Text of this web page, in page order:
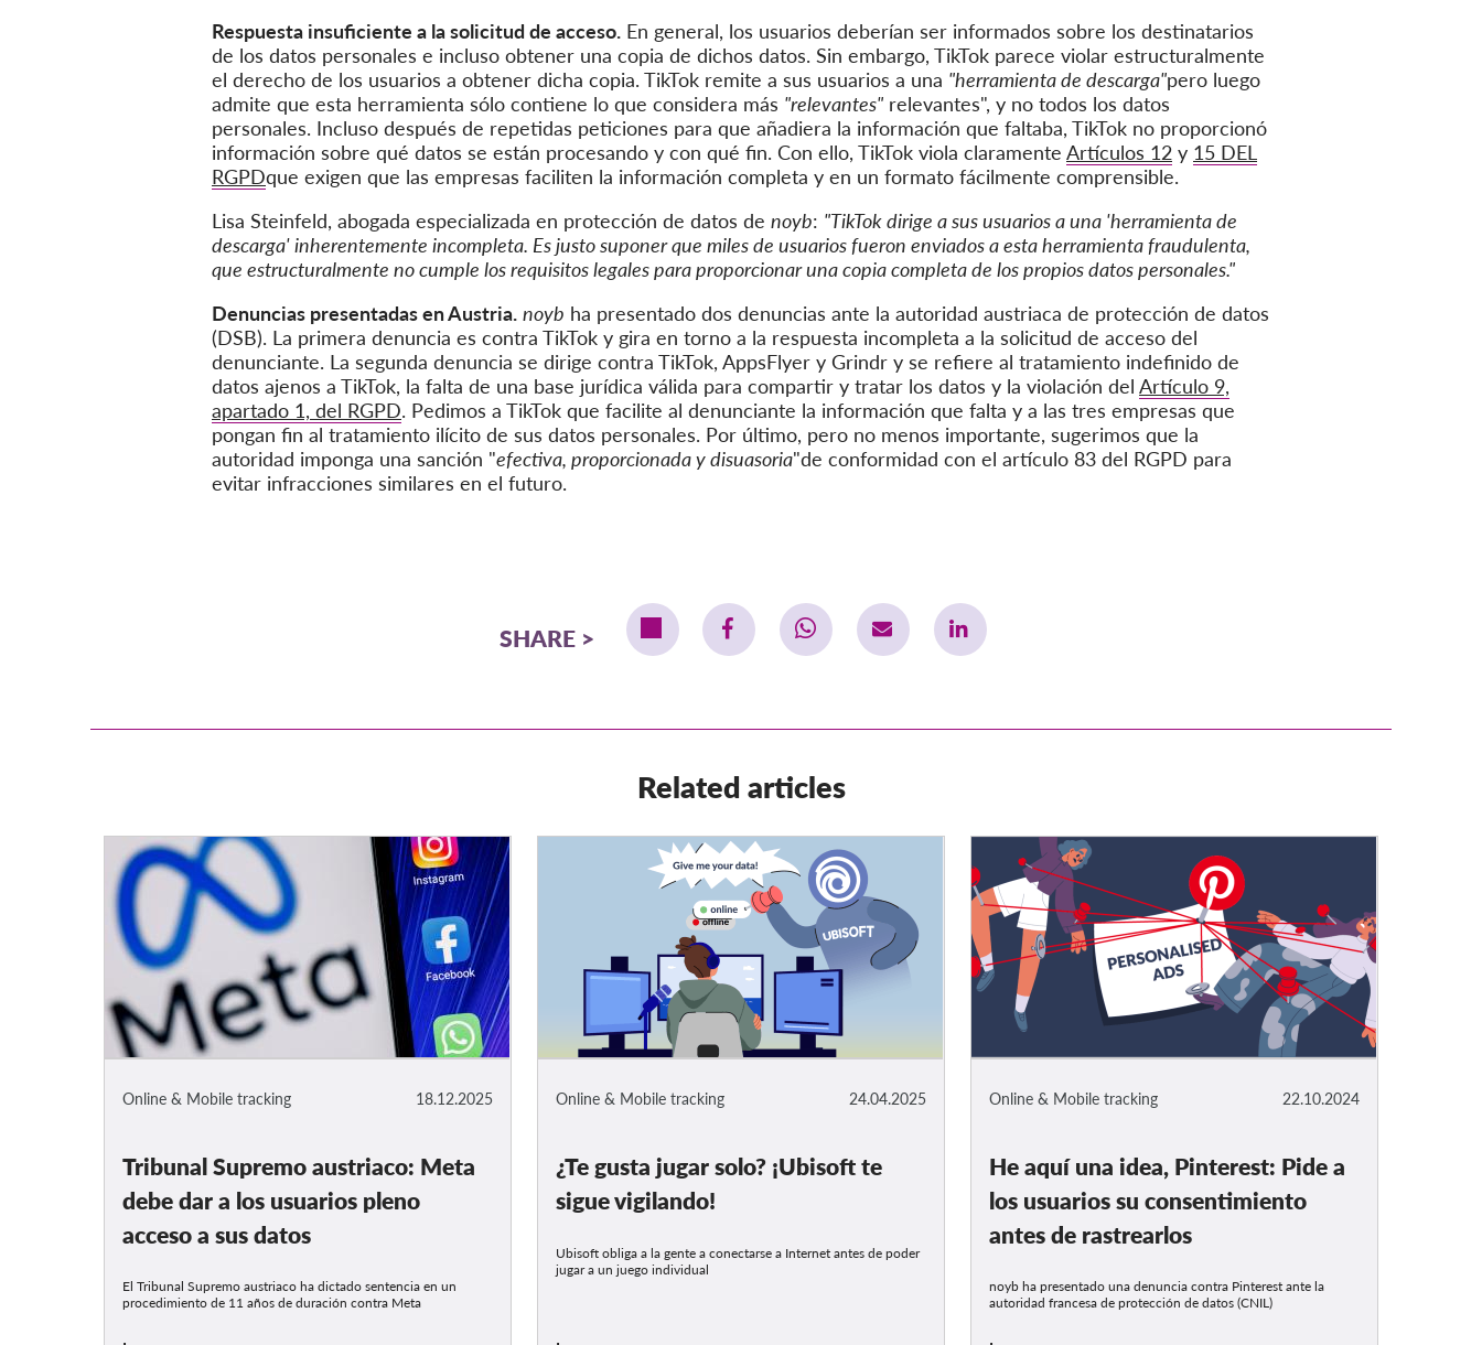
Respuesta insuficiente a la solicitud de acceso. En general, los usuarios deberían ser informados sobre los destinatarios
de los datos personales e incluso obtener una copia de dichos datos. Sin embargo, TikTok parece violar estructuralmente
el derecho de los usuarios a obtener dicha copia. TikTok remite a sus usuarios a una "herramienta de descarga"pero luego
admite que esta herramienta sólo contiene lo que considera más "relevantes" relevantes", y no todos los datos
personales. Incluso después de repetidas peticiones para que añadiera la información que faltaba, TikTok no proporcionó
información sobre qué datos se están procesando y con qué fin. Con ello, TikTok viola claramente Artículos 12 y 15 DEL
RGPDque exigen que las empresas faciliten la información completa y en un formato fácilmente comprensible.
Lisa Steinfeld, abogada especializada en protección de datos de noyb: "TikTok dirige a sus usuarios a una 'herramienta de
descarga' inherentemente incompleta. Es justo suponer que miles de usuarios fueron enviados a esta herramienta fraudulenta,
que estructuralmente no cumple los requisitos legales para proporcionar una copia completa de los propios datos personales."
Denuncias presentadas en Austria. noyb ha presentado dos denuncias ante la autoridad austriaca de protección de datos
(DSB). La primera denuncia es contra TikTok y gira en torno a la respuesta incompleta a la solicitud de acceso del
denunciante. La segunda denuncia se dirige contra TikTok, AppsFlyer y Grindr y se refiere al tratamiento indefinido de
datos ajenos a TikTok, la falta de una base jurídica válida para compartir y tratar los datos y la violación del Artículo 9,
apartado 1, del RGPD. Pedimos a TikTok que facilite al denunciante la información que falta y a las tres empresas que
pongan fin al tratamiento ilícito de sus datos personales. Por último, pero no menos importante, sugerimos que la
autoridad imponga una sanción "efectiva, proporcionada y disuasoria"de conformidad con el artículo 83 del RGPD para
evitar infracciones similares en el futuro.
SHARE
Related articles
18.12.2025
Online & Mobile tracking
Tribunal Supremo austriaco: Meta
debe dar a los usuarios pleno
acceso a sus datos
El Tribunal Supremo austriaco ha dictado sentencia en un
procedimiento de 11 años de duración contra Meta
24.04.2025
Online & Mobile tracking
¿Te gusta jugar solo? ¡Ubisoft te
sigue vigilando!
Ubisoft obliga a la gente a conectarse a Internet antes de poder
jugar a un juego individual
22.10.2024
Online & Mobile tracking
He aquí una idea, Pinterest: Pide a
los usuarios su consentimiento
antes de rastrearlos
noyb ha presentado una denuncia contra Pinterest ante la
autoridad francesa de protección de datos (CNIL)